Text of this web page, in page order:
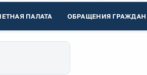
ПАЛАТА ОБРАЩЕНИЯ ГРАЖДАН